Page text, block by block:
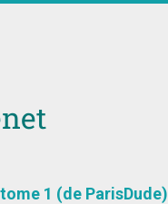
1 (de ParisDude)